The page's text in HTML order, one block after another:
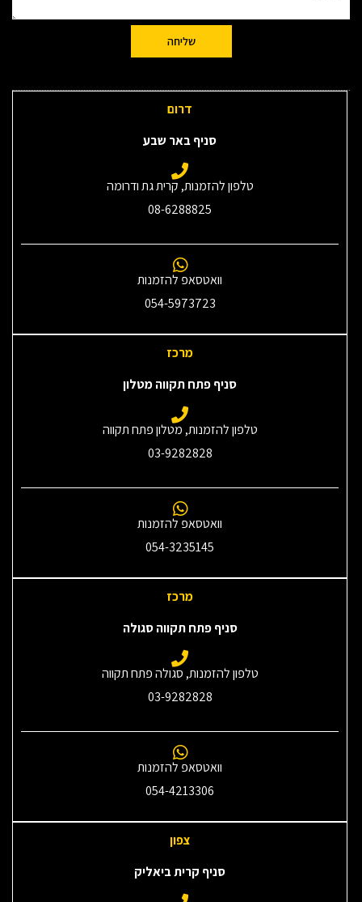
שליחה
דרום
סניף באר שבע
טלפון להזמנות, קרית גת ודרומה
08-6288825
וואטסאפ להזמנות
054-5973723
מרכז
סניף פתח תקווה מטלון
טלפון להזמנות, מטלון פתח תקווה
03-9282828
וואטסאפ להזמנות
054-3235145‎
מרכז
סניף פתח תקווה סגולה
טלפון להזמנות, סגולה פתח תקווה
03-9282828
וואטסאפ להזמנות
054-4213306
צפון
סניף קרית ביאליק